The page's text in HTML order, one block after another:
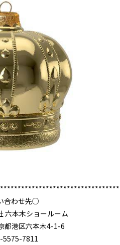
合わせ先○
六本木ショールーム
都港区六本木4-1-6
5575-7811